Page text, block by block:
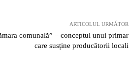
ARTICOLUL URMĂTOR
comunală” – conceptul unui primar
care susține producătorii locali